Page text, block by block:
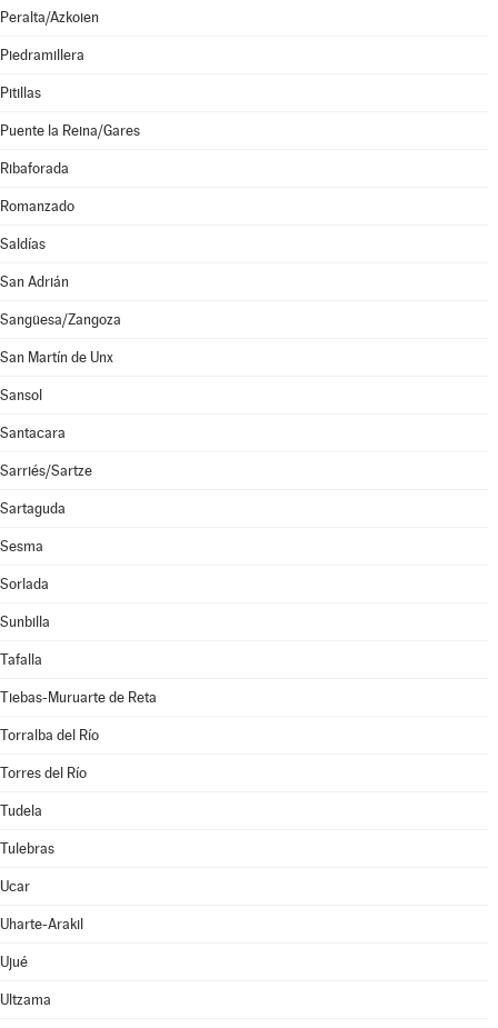
Peralta/Azkoien
Piedramillera
Pitillas
Puente la Reina/Gares
Ribaforada
Romanzado
Saldías
San Adrián
Sangüesa/Zangoza
San Martín de Unx
Sansol
Santacara
Sarriés/Sartze
Sartaguda
Sesma
Sorlada
Sunbilla
Tafalla
Tiebas-Muruarte de Reta
Torralba del Río
Torres del Río
Tudela
Tulebras
Ucar
Uharte-Arakil
Ujué
Ultzama